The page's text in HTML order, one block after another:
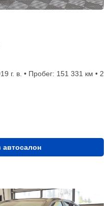
г. в. • Пробег: 151 331 км • 2
автосалон